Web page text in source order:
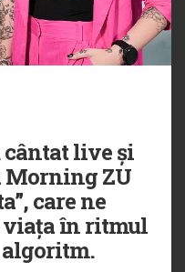
cântat live și
Morning ZU
care ne
viața în ritmul